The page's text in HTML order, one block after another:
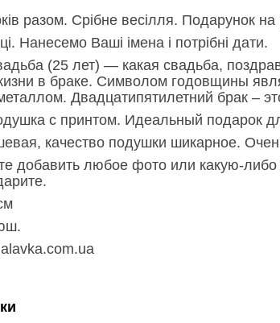
разом. Срібне весілля. Подарунок на
Нанесемо Ваші імена і потрібні дати.
(25 лет) — какая свадьба,
в браке. Символом годовщины
Двадцатипятилетний брак –
с принтом. Идеальный подарок
качество подушки шикарное.
добавить любое фото или какую-либо